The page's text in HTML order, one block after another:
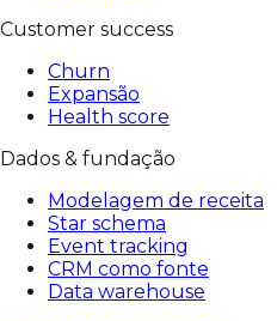
Customer success
Churn
Expansão
Health score
Dados & fundação
Modelagem de receita
Star schema
Event tracking
CRM como fonte
Data warehouse